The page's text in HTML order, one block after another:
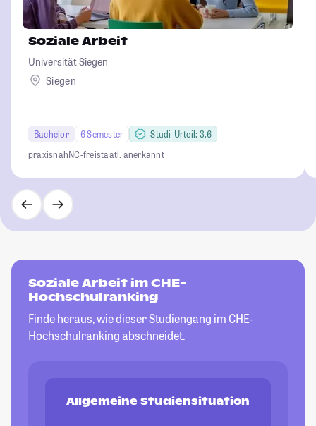
Soziale Arbeit
Universität Siegen
Siegen
Bachelor 6 Semester
Studi-Urteil: 3.6
praxisnahNC-freistaatl. anerkannt
Soziale Arbeit im CHE-
Hochschulranking
Finde heraus, wie dieser Studiengang im CHE-
Hochschulranking abschneidet.
Allgemeine Studiensituation